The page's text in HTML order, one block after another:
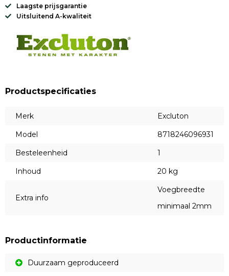
Laagste prijsgarantie
Uitsluitend A-kwaliteit
Productspecificaties
Merk
Excluton
Model
8718246096931
Besteleenheid
1
Inhoud
20 kg
Extra info
Voegbreedte
minimaal 2mm
Productinformatie
Duurzaam geproduceerd